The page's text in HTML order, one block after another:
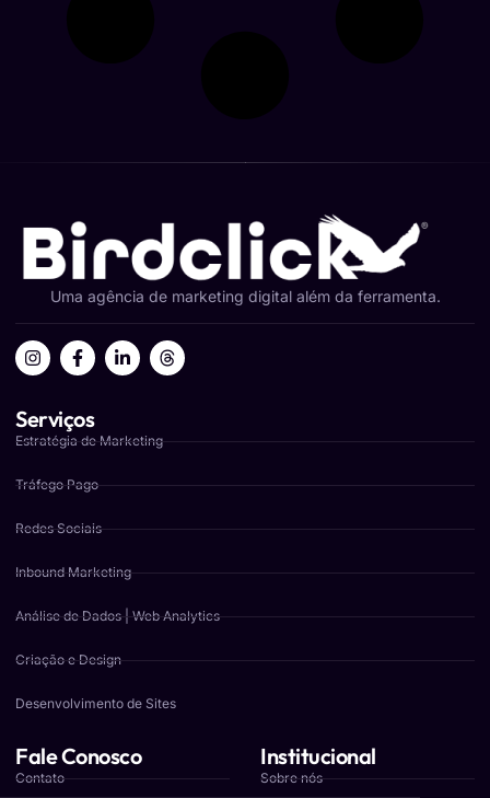
Uma agência de marketing digital além da ferramenta.
Serviços
Estratégia de Marketing
Tráfego Pago
Redes Sociais
Inbound Marketing
Análise de Dados | Web Analytics
Criação e Design
Desenvolvimento de Sites
Fale Conosco
Contato
Institucional
Sobre nós